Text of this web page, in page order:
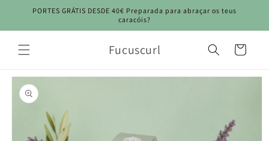
para oPORTES GRÁTIS DESDE 40€ Preparada para abraçar os teus
caracóis?
Fucuscurl Carrinho
informação
do produto